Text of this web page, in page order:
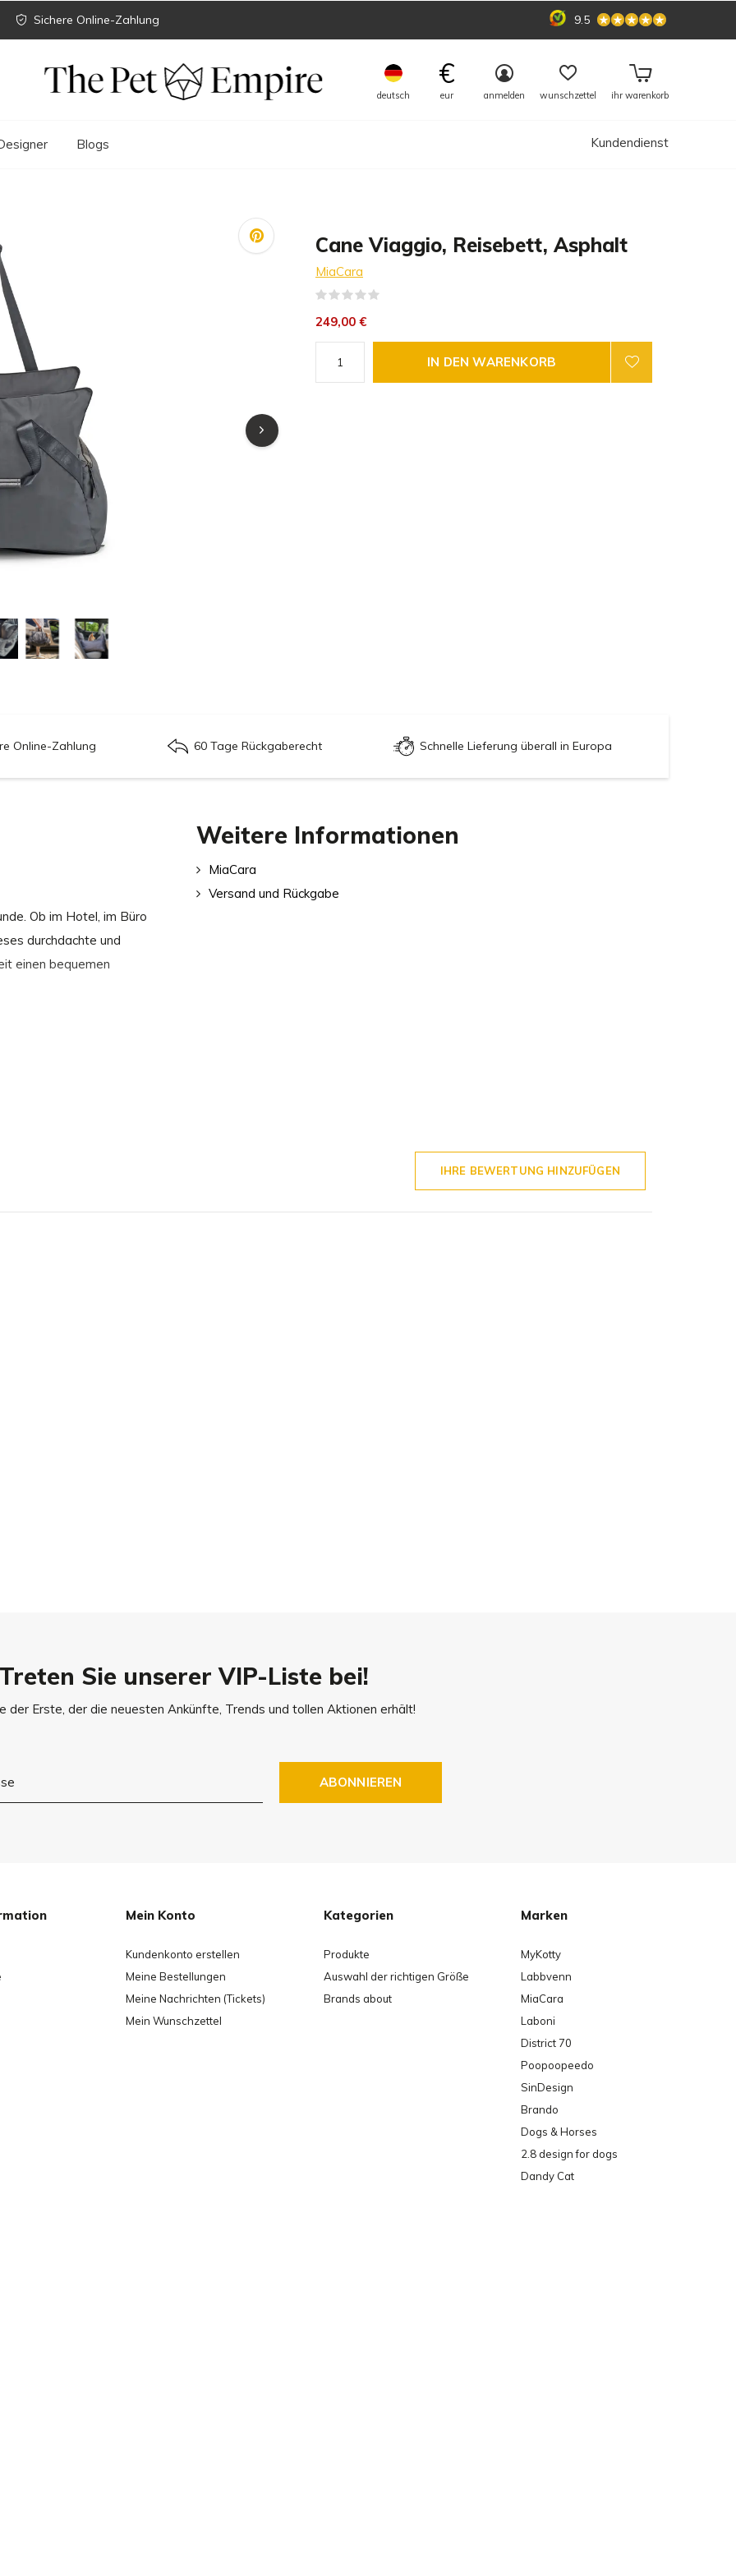
Blogs
deutsch
€
eur anmelden wunschzettel ihr warenkorb
Kundendienst
Sichere Online-Zahlung 9.5
Cane Viaggio, Reisebett, Asphalt
MiaCara
249,00 €
IN DEN WARENKORB
Online-Zahlung 60 Tage Rückgaberecht Schnelle Lieferung überall in Europa
Ob im Hotel, im Büro
durchdachte und
einen bequemen
Vierbeiner überall einen
Taschen an den Seiten
eignet sich ideal
Einsteckfächer schnellen
die Befestigung
Sacchetto.
Design – ein Must-Have
feuchten Tuch entfernt
um eine
Reisebett in warmem
geben.
Weitere Informationen
MiaCara
Versand und Rückgabe
IHRE BEWERTUNG HINZUFÜGEN
Treten Sie unserer VIP-Liste bei!
der Erste, der die neuesten Ankünfte, Trends und tollen Aktionen erhält!
ABONNIEREN
Mein Konto
Kundenkonto erstellen
Meine Bestellungen
Meine Nachrichten (Tickets)
Mein Wunschzettel
Kategorien
Produkte
Auswahl der richtigen Größe
Brands about
Marken
MyKotty
Labbvenn
MiaCara
Laboni
District 70
Poopoopeedo
SinDesign
Brando
Dogs & Horses
2.8 design for dogs
Dandy Cat